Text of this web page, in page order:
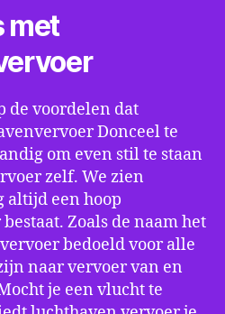
met
de voordelen dat
Donceel te
om even stil te staan
zelf. We zien
altijd een hoop
Zoals de naam het
bedoeld voor alle
naar vervoer van en
je een vlucht te